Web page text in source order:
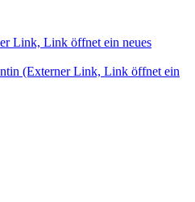
Link, Link öffnet ein neues
(Externer Link, Link öffnet ein